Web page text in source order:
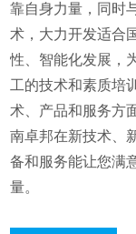
靠自身力量，同时
术，大力开发适合
性、智能化发展，
工的技术和素质培
术、产品和服务方
南卓邦在新技术、
备和服务能让您满
量。